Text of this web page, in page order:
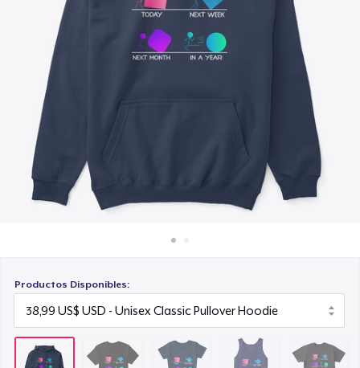
Venda en todas partes
Productos Disponibles:
Classic Tank Top
Kids Premium Tee
Classic Long Sleeve Tee
25,99 US$